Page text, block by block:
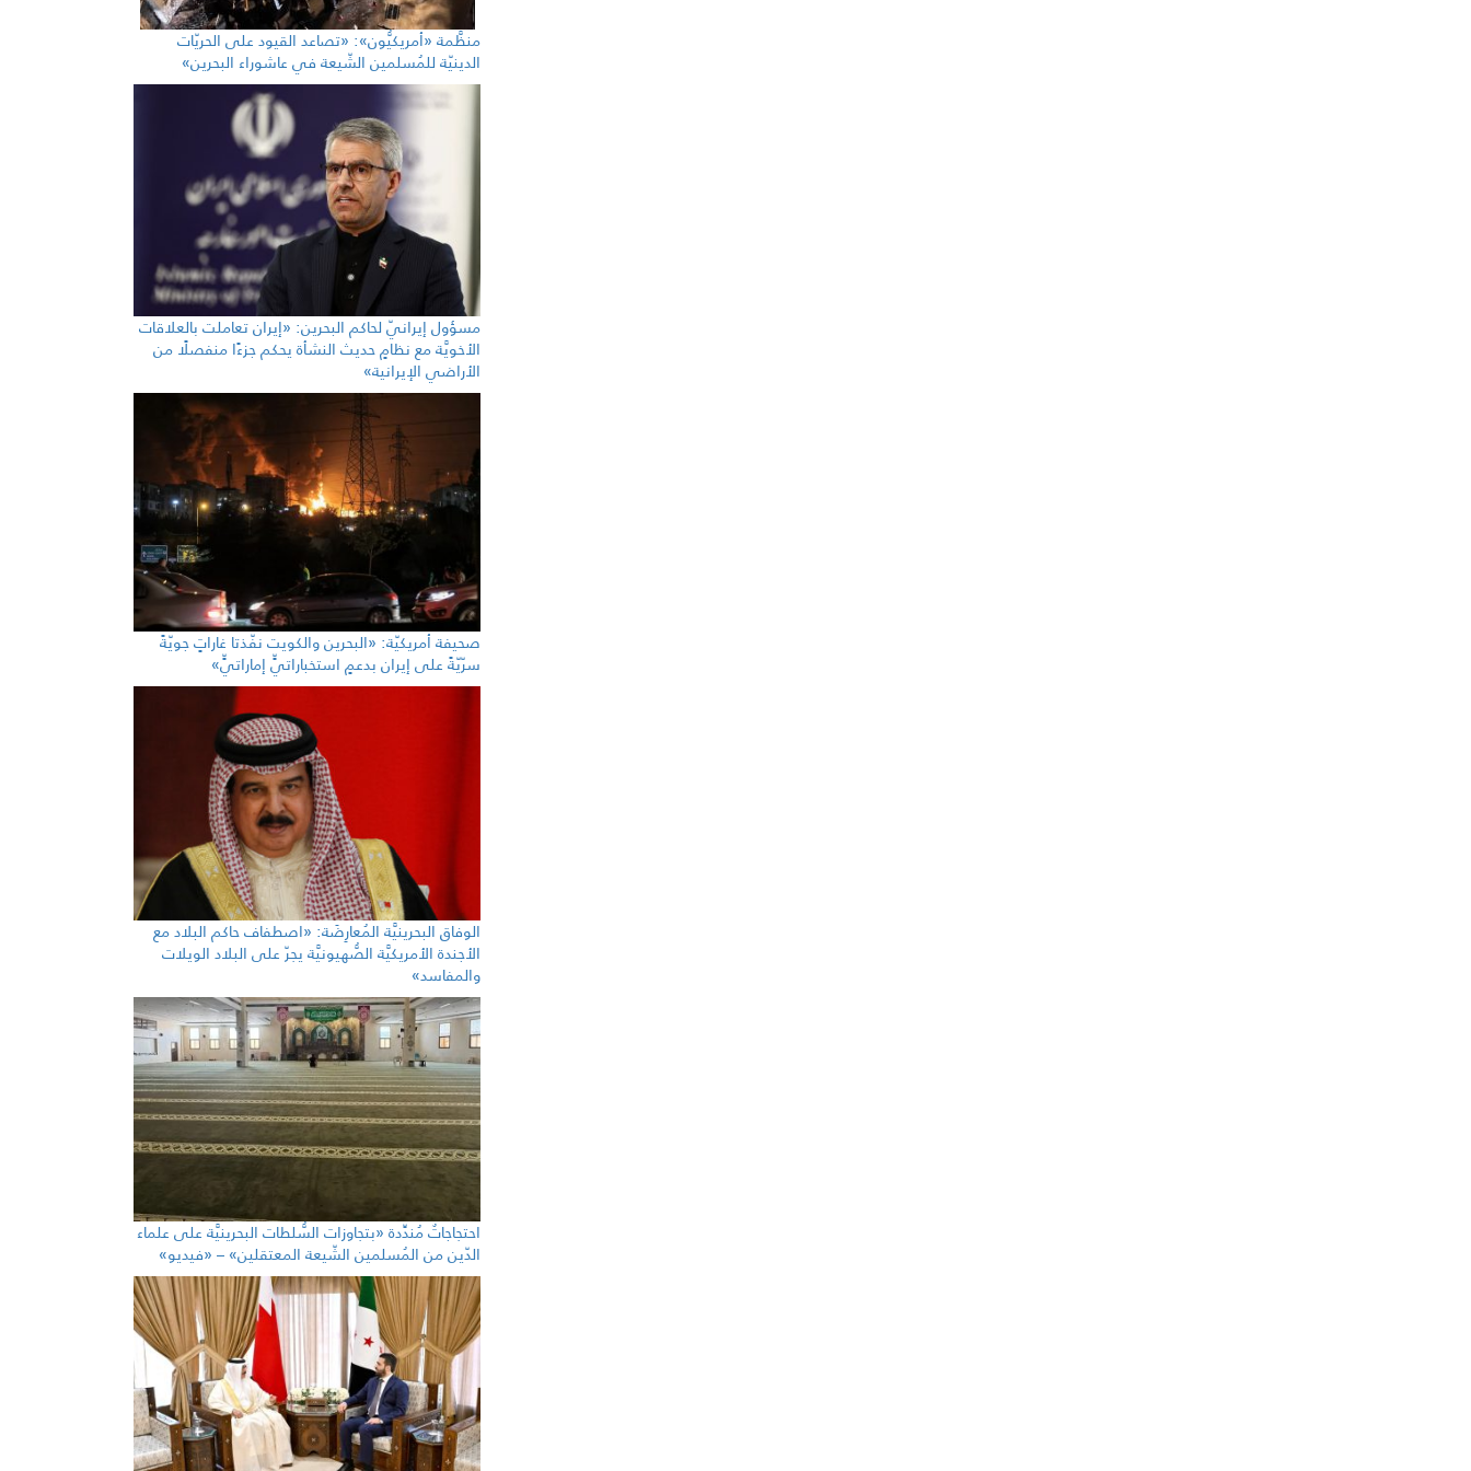
منظَّمة «أمريكيُّون»: «تصاعد القيود على الحريّات
الدينيّة للمُسلمين الشّيعة في عاشوراء البحرين»
مسؤول إيرانيّ لحاكم البحرين: «إيران تعاملت بالعلاقات
الأخويَّة مع نظامٍ حديث النشأة يحكم جزءًا منفصلًا من
الأراضي الإيرانية»
صحيفة أمريكيّة: «البحرين والكويت نفّذتا غاراتٍ جويّةً
سرّيّةً على إيران بدعمٍ استخباراتيٍّ إماراتيٍّ»
الوفاق البحرينيَّة المُعارِضَة: «اصطفاف حاكم البلاد مع
الأجندة الأمريكيَّة الصُّهيونيَّة يجرّ على البلاد الويلات
والمفاسد»
احتجاجاتٌ مُندِّدة «بتجاوزات السُّلطات البحرينيَّة على علماء
الدّين من المُسلمين الشّيعة المعتقلين» – «فيديو»